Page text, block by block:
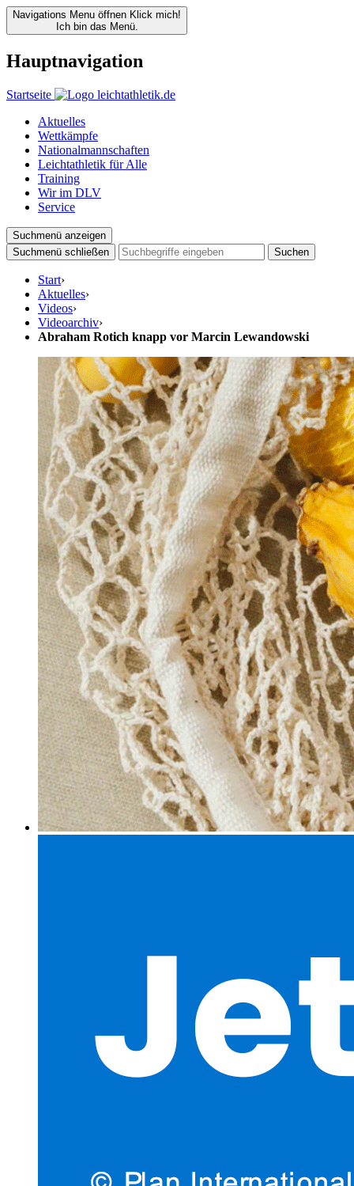
Navigations Menu öffnen Klick mich!
Ich bin das Menü.
Hauptnavigation
Startseite
Aktuelles
Wettkämpfe
Nationalmannschaften
Leichtathletik für Alle
Training
Wir im DLV
Service
Suchmenü anzeigen
Suchmenü schließen
Suchen
Start›
Aktuelles›
Videos›
Videoarchiv›
Abraham Rotich knapp vor Marcin Lewandowski